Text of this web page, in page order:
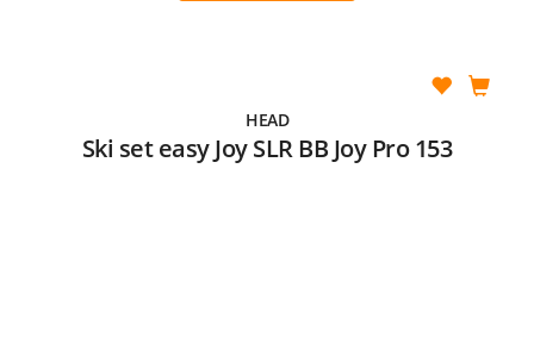
HEAD
Ski set easy Joy SLR BB Joy Pro 153